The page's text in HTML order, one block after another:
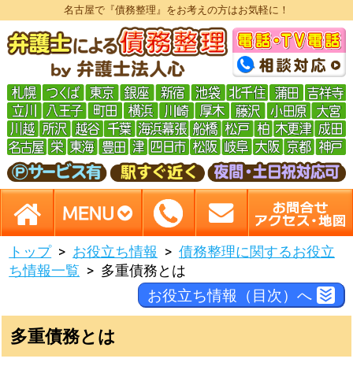
名古屋で『債務整理』をお考えの方はお気軽に！
トップ お役立ち情報
債務整理に関するお役立
ち情報一覧
多重債務とは
お役立ち情報（目次）へ
多重債務とは